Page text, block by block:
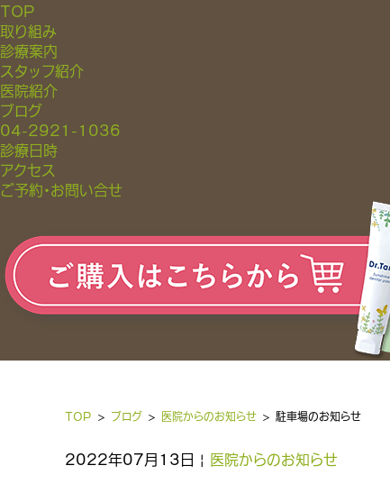
TOP
取り組み
診療案内
スタッフ紹介
医院紹介
ブログ
04-2921-1036
診療日時
アクセス
ご予約・お問い合せ
TOP ブログ 医院からのお知らせ 駐車場のお知らせ
2022年07月13日 | 医院からのお知らせ